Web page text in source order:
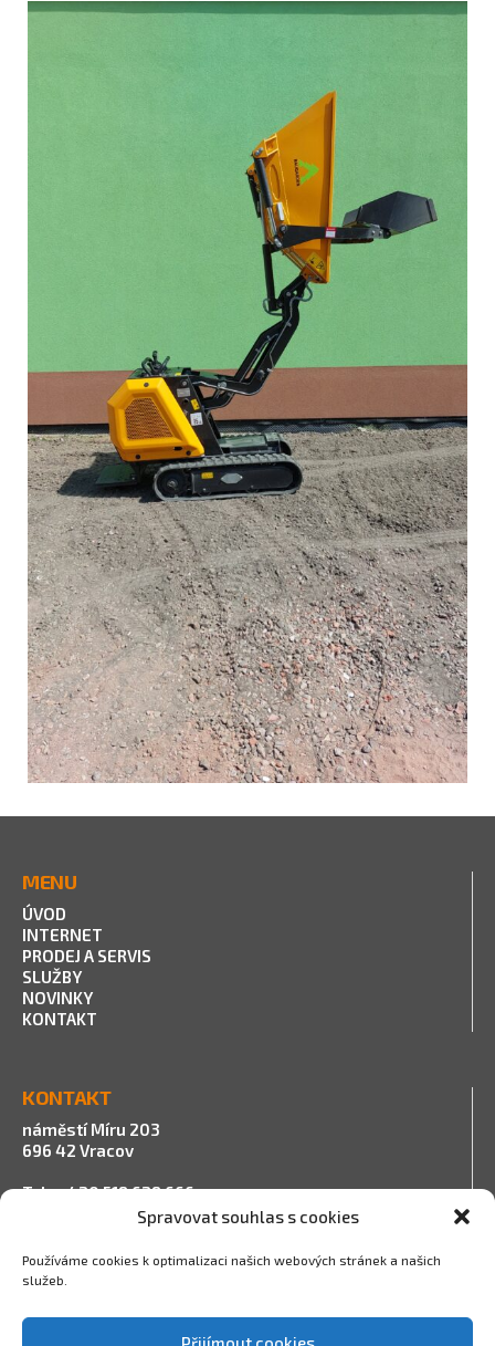
Spravovat souhlas s cookies
Používáme cookies k optimalizaci našich webových stránek a našich
služeb.
MENU
ÚVOD
INTERNET
PRODEJ A SERVIS
SLUŽBY
NOVINKY
KONTAKT
KONTAKT
náměstí Míru 203
696 42 Vracov
Tel.: +420 518 628 666
info@ibs.cz
PROVOZNÍ DOBA